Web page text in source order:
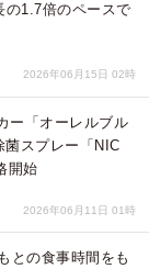
の1.7倍のペースで
2026年06月15日 02時
ー「オーレルブル
スプレー「NIC
開始
2026年06月11日 01時
との食事時間をも